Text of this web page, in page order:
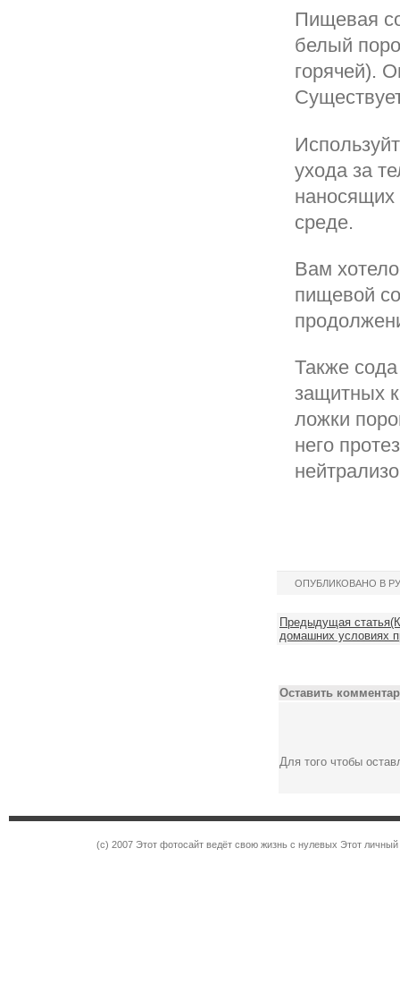
Пищевая
белый
горячей).
ухода за
среде.
Вам
пищевой
Также
защитных
ложки
него
ОПУБЛИКОВАНО В
Предыдущая
домашних условиях
Оставить
Для того чтобы
(c) 2007 Этот фотосайт ведёт свою жизнь с нулевых Этот